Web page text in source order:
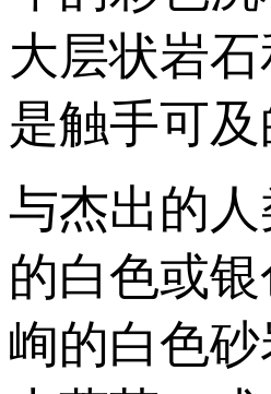
大层状岩
是触手可
与杰出的
的白色或
峋的白色